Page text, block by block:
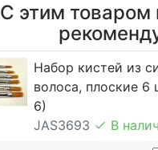
С этим
Набор кистей из
волоса, плоские 6
6)
JAS3693
В